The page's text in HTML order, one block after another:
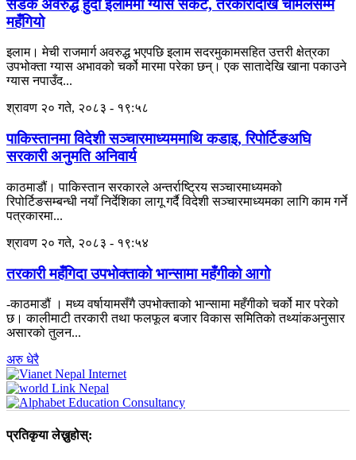
सडक अवरुद्ध हुँदा इलाममा ग्यास संकट, तरकारीदेखि चामलसम्म
महँगियो
इलाम। मेची राजमार्ग अवरुद्ध भएपछि इलाम सदरमुकामसहित उत्तरी क्षेत्रका
उपभोक्ता ग्यास अभावको चर्को मारमा परेका छन्। एक सातादेखि खाना पकाउने
ग्यास नपाउँद...
श्रावण २० गते, २०८३ - १९:५८
पाकिस्तानमा विदेशी सञ्चारमाध्यममाथि कडाइ, रिपोर्टिङअघि
सरकारी अनुमति अनिवार्य
काठमाडौं। पाकिस्तान सरकारले अन्तर्राष्ट्रिय सञ्चारमाध्यमको
रिपोर्टिङसम्बन्धी नयाँ निर्देशिका लागू गर्दै विदेशी सञ्चारमाध्यमका लागि काम गर्ने
पत्रकारमा...
श्रावण २० गते, २०८३ - १९:५४
तरकारी महँगिदा उपभोक्ताको भान्सामा महँगीको आगो
-काठमाडौं । मध्य वर्षायामसँगै उपभोक्ताको भान्सामा महँगीको चर्को मार परेको
छ। कालीमाटी तरकारी तथा फलफूल बजार विकास समितिको तथ्यांकअनुसार
असारको तुलन...
अरु धेरै
प्रतिकृया लेख्नुहोस्: